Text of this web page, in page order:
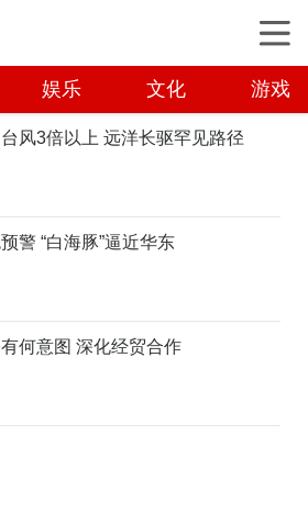
娱乐 文化 游戏
风3倍以上 远洋长驱罕见路径
警 “白海豚”逼近华东
何意图 深化经贸合作